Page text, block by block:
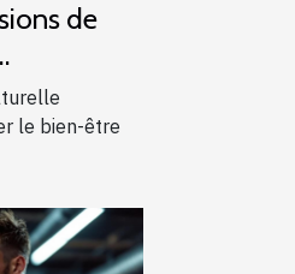
de
le bien-être